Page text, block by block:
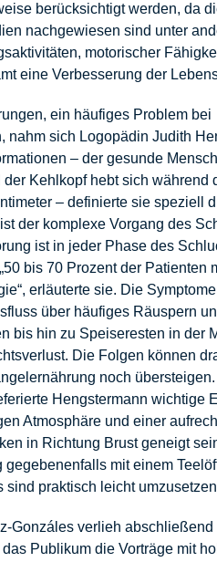
berücksichtigt werden, da
nachgewiesen sind unter
motorischer
eine Verbesserung der
ein häufiges Problem bei
nahm sich Logopädin Judith
– der gesunde
Kehlkopf hebt sich während
– definierte sie speziell
der komplexe Vorgang des
ist in jeder Phase des
bis 70 Prozent der Patienten
erläuterte sie. Die
über häufiges Räuspern
bis hin zu Speiseresten in der
Die Folgen können
noch
Hengstermann wichtige
Atmosphäre und einer
in Richtung Brust geneigt
gegebenenfalls mit einem
sind praktisch leicht
Gonzáles verlieh
Publikum die Vorträge mit